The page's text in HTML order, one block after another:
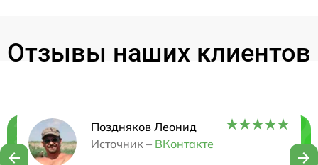
Отзывы наших клиентов
Поздняков Леонид
Источник – ВКонтакте
Нужна консультация?